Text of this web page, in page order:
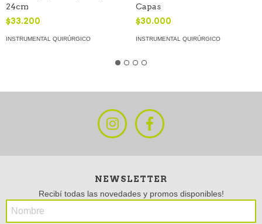
24cm
$33.200
INSTRUMENTAL QUIRÚRGICO
Capas
$30.000
INSTRUMENTAL QUIRÚRGICO
NEWSLETTER
Recibí todas las novedades y promos disponibles!